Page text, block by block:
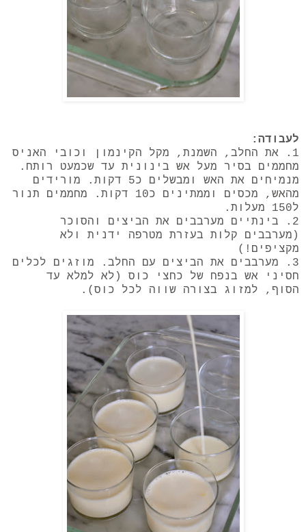
לעבודה:
1. את החלב, השמנת, מקל הקינמון וכובי האניס
מחממים בסיר מעל אש בינונית עד שכמעט רותח.
מנמיחים את האש ומבשלים כ5 דקות. מורידים
מהאש, מכסים וממתינים כ10 דקות. מחממים תנור
ל150 מעלות.
2. בינתיים מערבבים את הביצים והסוכר
(מערבבים קלות בעזרת מטרפה ידנית ולא
מקציפים!)
3. מערבבים את הביצים עם החלב. מוזגים לכלים
חסיני אש בנפח של כחצי כוס (לא למלא עד
הסוף, למזוג בצורה שווה לכל כוס).